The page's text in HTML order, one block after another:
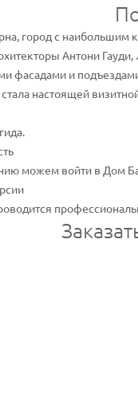
город с
Антони
фасадами и
настоящей
можем войти в Дом